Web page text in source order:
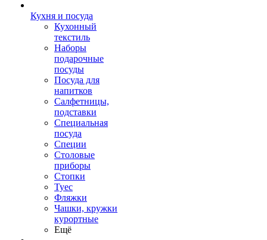
Кухня и посуда
Кухонный
текстиль
Наборы
подарочные
посуды
Посуда для
напитков
Салфетницы,
подставки
Специальная
посуда
Специи
Столовые
приборы
Стопки
Туес
Фляжки
Чашки, кружки
курортные
Ещё